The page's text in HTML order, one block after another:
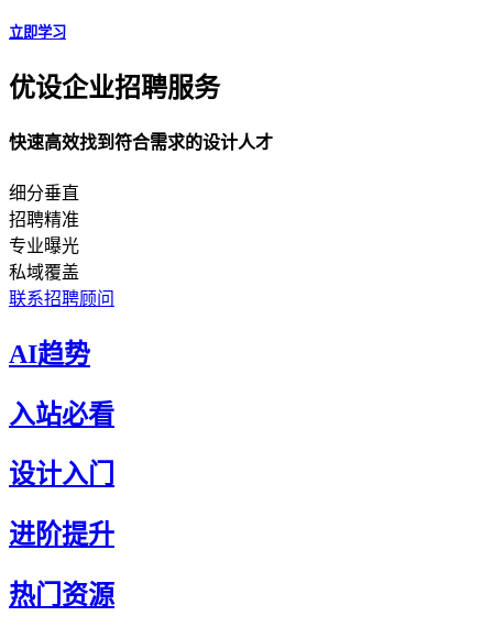
立即学习
优设企业招聘服务
快速高效找到符合需求的设计人才
细分垂直
招聘精准
专业曝光
私域覆盖
联系招聘顾问
AI趋势
入站必看
设计入门
进阶提升
热门资源